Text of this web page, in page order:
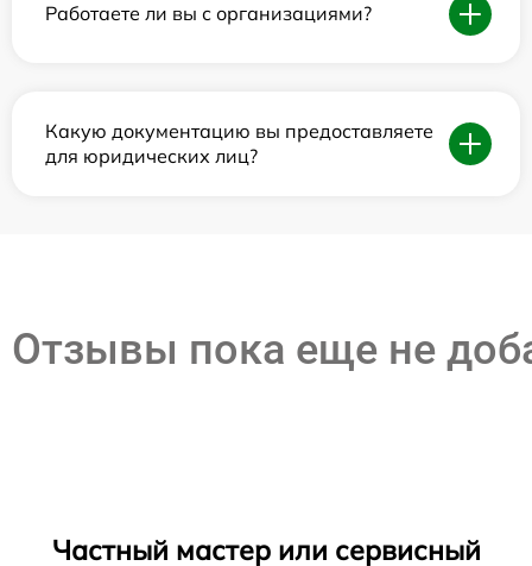
Работаете ли вы с организациями?
Какую документацию вы предоставляете
для юридических лиц?
Отзывы пока еще не
Частный мастер или сервисный